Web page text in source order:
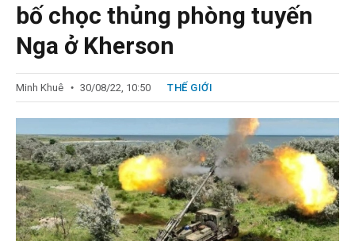
bố chọc thủng phòng tuyến
Nga ở Kherson
Minh Khuê 30/08/22, 10:50 THẾ GIỚI